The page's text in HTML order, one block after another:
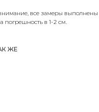
все замеры
погрешность в 1-2 см.
ЖЕ